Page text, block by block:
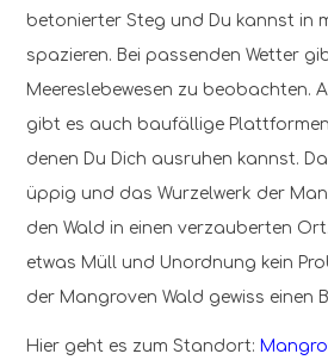
betonierter Steg und Du kannst in
spazieren. Bei passenden Wetter
Meereslebewesen zu beobachten.
gibt es auch baufällige
denen Du Dich ausruhen kannst.
üppig und das Wurzelwerk der
den Wald in einen verzauberten
etwas Müll und Unordnung kein
der Mangroven Wald gewiss einen
Hier geht es zum Standort: